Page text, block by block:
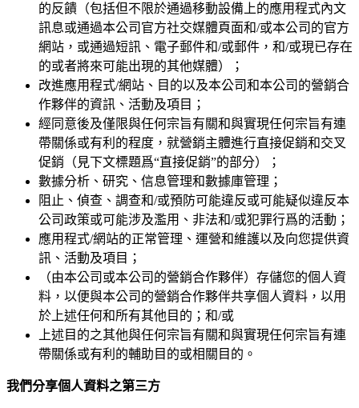
的反饋（包括但不限於通過移動設備上的應用程式內文
訊息或通過本公司官方社交媒體頁面和/或本公司的官方
網站，或通過短訊、電子郵件和/或郵件，和/或現已存在
的或者將來可能出現的其他媒體）；
改進應用程式/網站、目的以及本公司和本公司的營銷合
作夥伴的資訊、活動及項目；
經同意後及僅限與任何宗旨有關和與實現任何宗旨有連
帶關係或有利的程度，就營銷主體進行直接促銷和交叉
促銷（見下文標題爲“直接促銷”的部分）；
數據分析、研究、信息管理和數據庫管理；
阻止、偵查、調查和/或預防可能違反或可能疑似違反本
公司政策或可能涉及濫用、非法和/或犯罪行爲的活動；
應用程式/網站的正常管理、運營和維護以及向您提供資
訊、活動及項目；
（由本公司或本公司的營銷合作夥伴）存儲您的個人資
料，以便與本公司的營銷合作夥伴共享個人資料，以用
於上述任何和所有其他目的；和/或
上述目的之其他與任何宗旨有關和與實現任何宗旨有連
帶關係或有利的輔助目的或相關目的。
我們分享個人資料之第三方